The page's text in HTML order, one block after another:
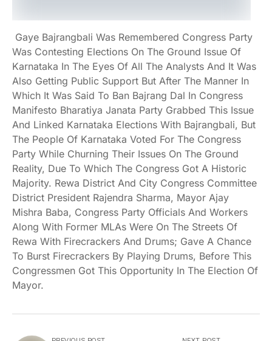
Gaye Bajrangbali Was Remembered Congress Party
Was Contesting Elections On The Ground Issue Of
Karnataka In The Eyes Of All The Analysts And It Was
Also Getting Public Support But After The Manner In
Which It Was Said To Ban Bajrang Dal In Congress
Manifesto Bharatiya Janata Party Grabbed This Issue
And Linked Karnataka Elections With Bajrangbali, But
The People Of Karnataka Voted For The Congress
Party While Churning Their Issues On The Ground
Reality, Due To Which The Congress Got A Historic
Majority. Rewa District And City Congress Committee
District President Rajendra Sharma, Mayor Ajay
Mishra Baba, Congress Party Officials And Workers
Along With Former MLAs Were On The Streets Of
Rewa With Firecrackers And Drums; Gave A Chance
To Burst Firecrackers By Playing Drums, Before This
Congressmen Got This Opportunity In The Election Of
Mayor.